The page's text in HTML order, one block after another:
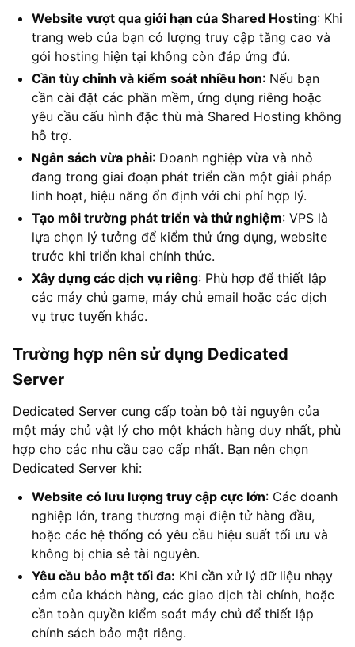
Website vượt qua giới hạn của Shared Hosting: Khi
trang web của bạn có lượng truy cập tăng cao và
gói hosting hiện tại không còn đáp ứng đủ.
Cần tùy chỉnh và kiểm soát nhiều hơn: Nếu bạn
cần cài đặt các phần mềm, ứng dụng riêng hoặc
yêu cầu cấu hình đặc thù mà Shared Hosting không
hỗ trợ.
Ngân sách vừa phải: Doanh nghiệp vừa và nhỏ
đang trong giai đoạn phát triển cần một giải pháp
linh hoạt, hiệu năng ổn định với chi phí hợp lý.
Tạo môi trường phát triển và thử nghiệm: VPS là
lựa chọn lý tưởng để kiểm thử ứng dụng, website
trước khi triển khai chính thức.
Xây dựng các dịch vụ riêng: Phù hợp để thiết lập
các máy chủ game, máy chủ email hoặc các dịch
vụ trực tuyến khác.
Trường hợp nên sử dụng Dedicated
Server
Dedicated Server cung cấp toàn bộ tài nguyên của
một máy chủ vật lý cho một khách hàng duy nhất, phù
hợp cho các nhu cầu cao cấp nhất. Bạn nên chọn
Dedicated Server khi:
Website có lưu lượng truy cập cực lớn: Các doanh
nghiệp lớn, trang thương mại điện tử hàng đầu,
hoặc các hệ thống có yêu cầu hiệu suất tối ưu và
không bị chia sẻ tài nguyên.
Yêu cầu bảo mật tối đa: Khi cần xử lý dữ liệu nhạy
cảm của khách hàng, các giao dịch tài chính, hoặc
cần toàn quyền kiểm soát máy chủ để thiết lập
chính sách bảo mật riêng.